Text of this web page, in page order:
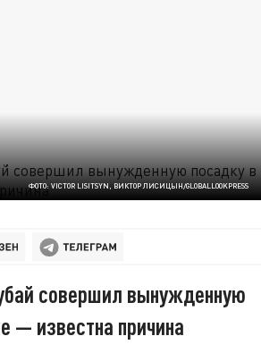
ФОТО: VICTOR LISITSYN, ВИКТОР ЛИСИЦЫН/GLOBALLOOKPRESS
совершил вынужденную
— известна причина